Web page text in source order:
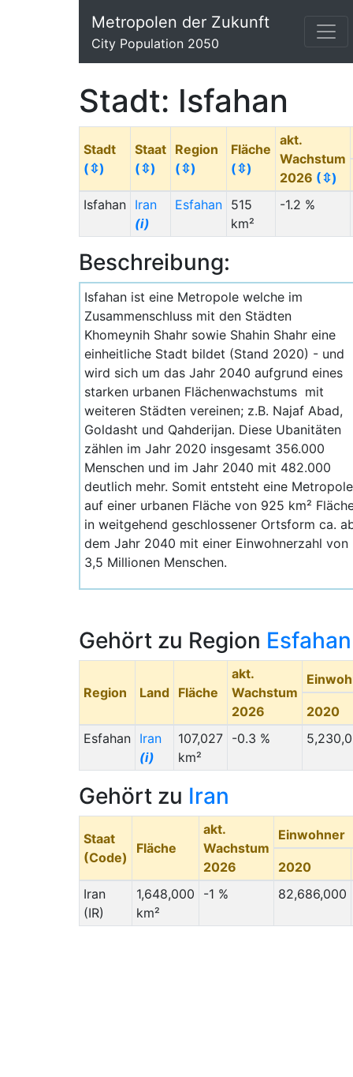
Metropolen der Zukunft
City Population 2050
Stadt: Isfahan
Stadt
(⇳)
Staat
(⇳)
Region
(⇳)
Fläche
(⇳)
akt.
Wachstum
2026 (⇳)
Isfahan
Iran
(i)
Esfahan
515
km²
-1.2 %
Beschreibung:
Isfahan ist eine Metropole welche im
Zusammenschluss mit den Städten
Khomeynih Shahr sowie Shahin Shahr eine
einheitliche Stadt bildet (Stand 2020) - und
wird sich um das Jahr 2040 aufgrund eines
starken urbanen Flächenwachstums mit
weiteren Städten vereinen; z.B. Najaf Abad,
Goldasht und Qahderijan. Diese Ubanitäten
zählen im Jahr 2020 insgesamt 356.000
Menschen und im Jahr 2040 mit 482.000
deutlich mehr. Somit entsteht eine Metropole
auf einer urbanen Fläche von 925 km²
in weitgehend geschlossener Ortsform ca.
dem Jahr 2040 mit einer Einwohnerzahl von
3,5 Millionen Menschen.
Gehört zu Region Esfahan
Region Land Fläche
akt.
Wachstum
2026
2020
Esfahan
Iran
(i)
107,027
km²
-0.3 %
Gehört zu Iran
Staat
(Code)
Fläche
akt.
Wachstum
2026
Einwohner
2020
Iran
(IR)
1,648,000
km²
-1 % 82,686,000